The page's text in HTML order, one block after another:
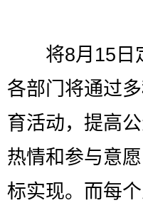
将8月15日定
各部门将通过
育活动，提高
热情和参与意
标实现。而每